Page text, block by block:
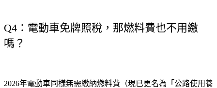
Q4：電動車免牌照稅，那燃料費也不用繳
嗎？
2026年電動車同樣無需繳納燃料費（現已更名為「公路使用養